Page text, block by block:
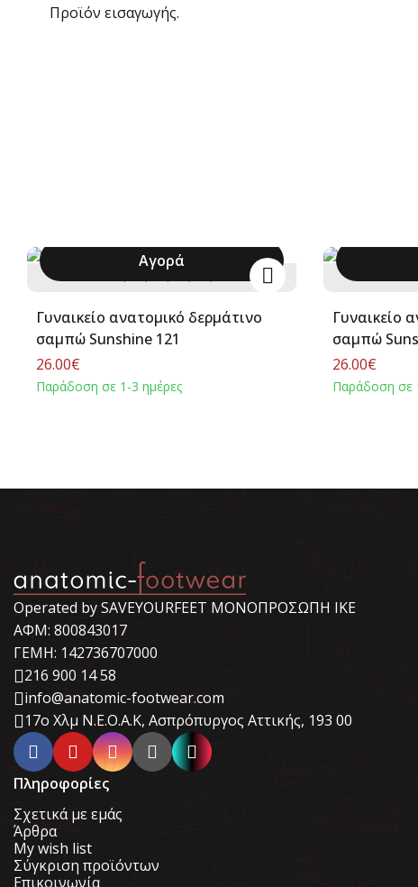
Προϊόν εισαγωγής.
Αγορά
Γυναικείο ανατομικό δερμάτινο
σαμπώ Sunshine 121
26.00€
Παράδοση σε 1-3 ημέρες
Γυναικείο
σαμπώ
26.00€
Παράδοση σε
Operated by SAVEYOURFEET ΜΟΝΟΠΡΟΣΩΠΗ ΙΚΕ
ΑΦΜ: 800843017
ΓΕΜΗ: 142736707000
216 900 14 58
info@anatomic-footwear.com
17ο Χλμ Ν.Ε.Ο.Α.Κ, Ασπρόπυργος Αττικής, 193 00
Πληροφορίες
Σχετικά με εμάς
Άρθρα
My wish list
Σύγκριση προϊόντων
Επικοινωνία